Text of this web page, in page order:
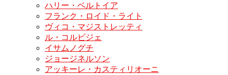
ハリー・ベルトイア
フランク・ロイド・ライト
ヴィコ・マジストレッティ
ル・コルビジェ
イサムノグチ
ジョージネルソン
アッキーレ・カスティリオーニ